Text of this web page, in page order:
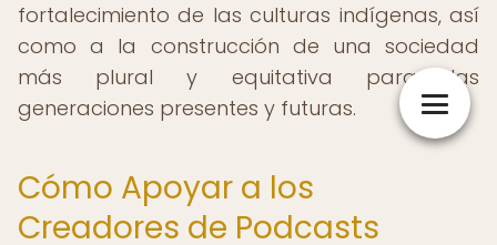
fortalecimiento de las culturas indígenas, así
como a la construcción de una sociedad
más plural y equitativa para las
generaciones presentes y futuras.
Cómo Apoyar a los
Creadores de Podcasts